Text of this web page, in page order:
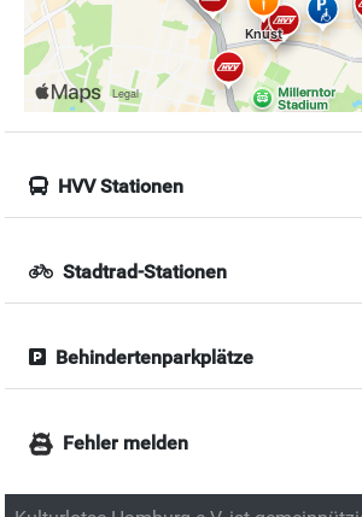
HVV Stationen
Stadtrad-Stationen
Behindertenparkplätze
Fehler melden